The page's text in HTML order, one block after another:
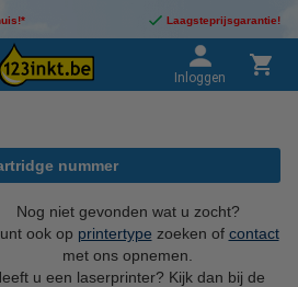
Laagsteprijsgarantie!
Inloggen
nummer
Nog niet gevonden wat u zocht?
ook op printertype zoeken of contact
met ons opnemen.
u een laserprinter? Kijk dan bij de